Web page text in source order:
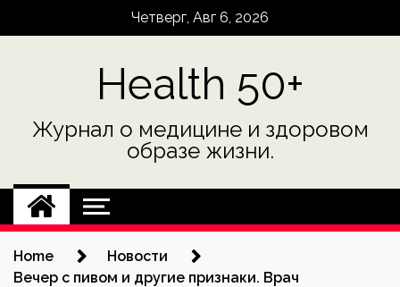
Четверг, Авг 6, 2026
Health 50+
Журнал о медицине и здоровом
образе жизни.
Home
Новости
Вечер с пивом и другие признаки. Врач